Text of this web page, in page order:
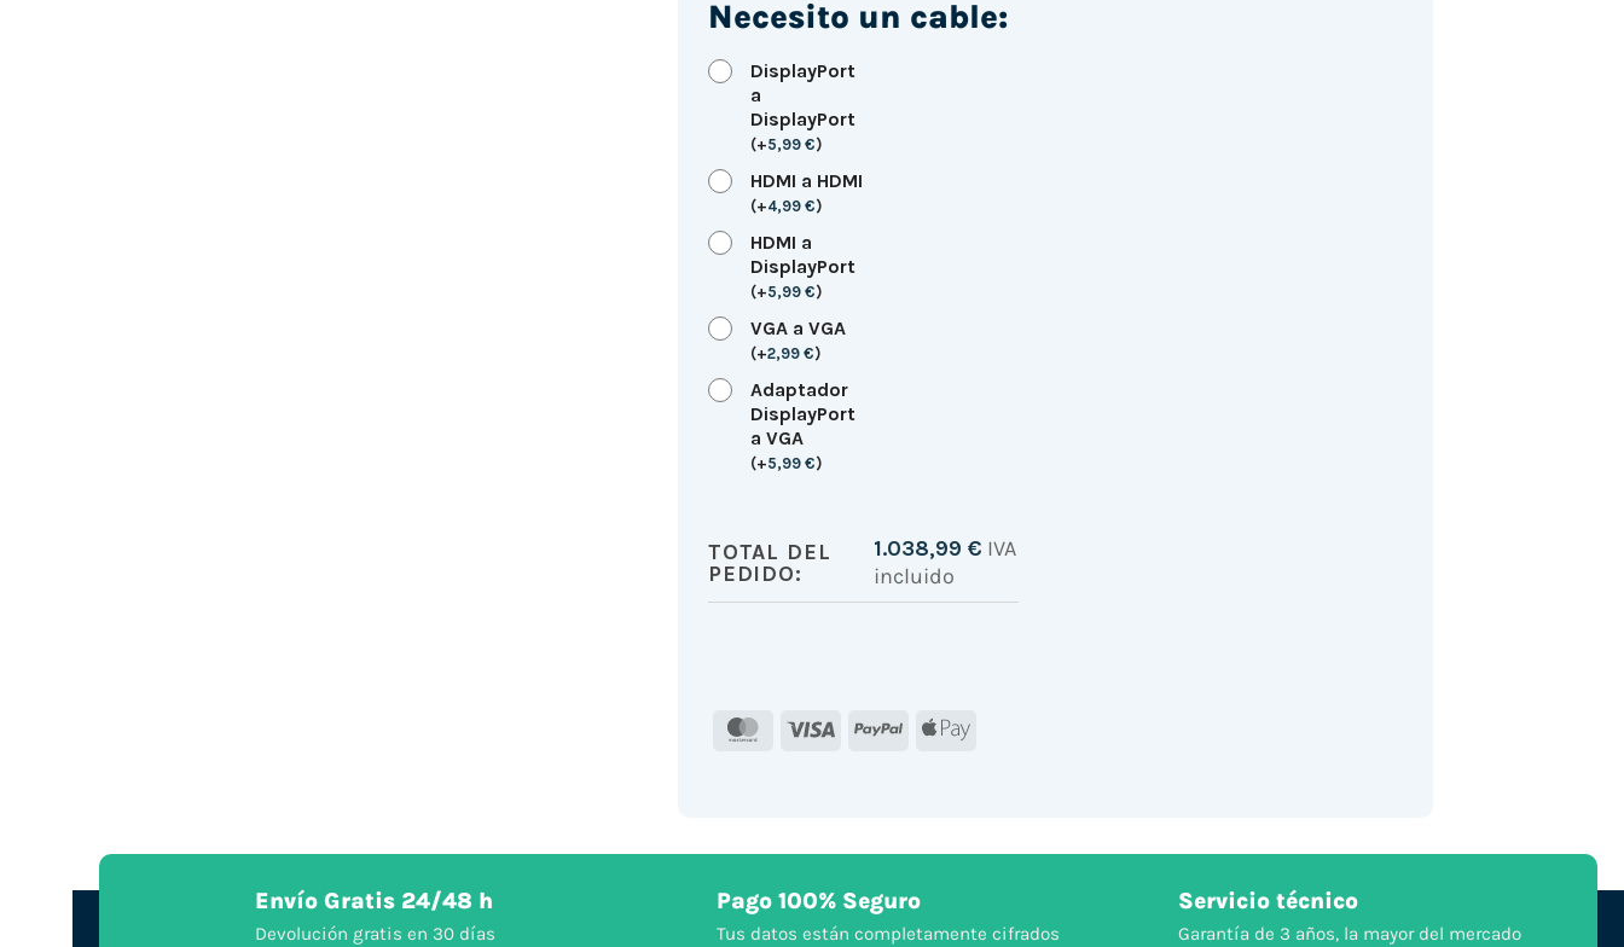
Necesito un cable:
DisplayPort
a
DisplayPort
(+5,99 €)
HDMI a HDMI
(+4,99 €)
HDMI a
DisplayPort
(+5,99 €)
VGA a VGA
(+2,99 €)
Adaptador
DisplayPort
a VGA
(+5,99 €)
TOTAL DEL
PEDIDO:
1.038,99 € IVA
incluido
MasterCard
Visa PayPal Apple
Envío Gratis 24/48 h
Devolución gratis en 30 días
Pago 100% Seguro
Tus datos están completamente cifrados
Servicio técnico
Garantía de 3 años, la mayor del mercado